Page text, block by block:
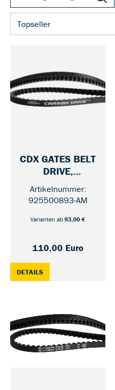
CDX GATES BELT
DRIVE,
BLACK/BLACK
Artikelnummer:
925500893-AM
Varianten ab 93,00 €
110,00 Euro
DETAILS: CDX GATES BELT